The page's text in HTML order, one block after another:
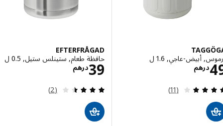
أبيض-عاجي, 1.6 ل
درهمالاسعار درهم 49
مراجعة: 4.1 من أصل 5 نجوم. إجمالي المراجعات:
(11)
EFTERFRÅGAD
حافظة طعام, ستينلس ستيل, 0.5 ل
درهم39 الاسعار درهم 39
مراجعة: 3.5 من أصل 5 نجوم. إجمالي المراجعات:
(2)